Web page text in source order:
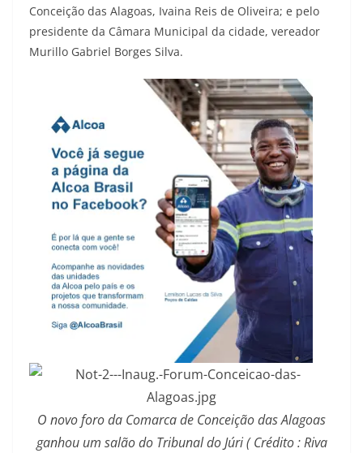
Conceição das Alagoas, Ivaina Reis de Oliveira; e pelo
presidente da Câmara Municipal da cidade, vereador
Murillo Gabriel Borges Silva.
O novo foro da Comarca de Conceição das Alagoas
ganhou um salão do Tribunal do Júri ( Crédito : Riva